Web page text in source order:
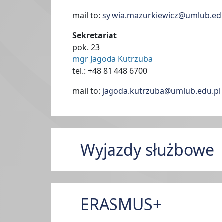
mail to:
Sekretariat
pok. 23
mgr Jagoda Kutrzuba
tel.: +48 81 448 6700
mail to: jagoda.kutrzuba@umlub.edu.pl
Wyjazdy służbowe
ERASMUS+